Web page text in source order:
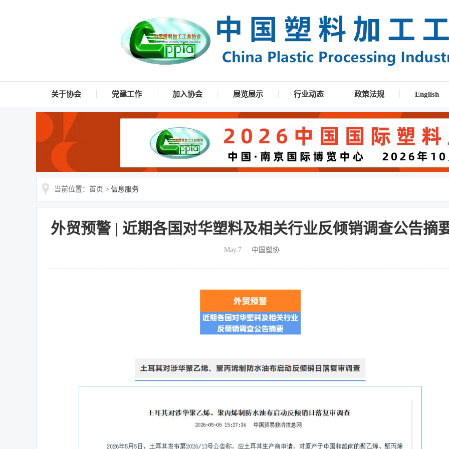
关于协会 党建工作 加入协会 展览展示 行业动态 政策法规 English
当前位置：首页 > 信息服务
外贸预警 | 近期各国对华塑料及相关行业反倾销调查公告摘
May.7 中国塑协